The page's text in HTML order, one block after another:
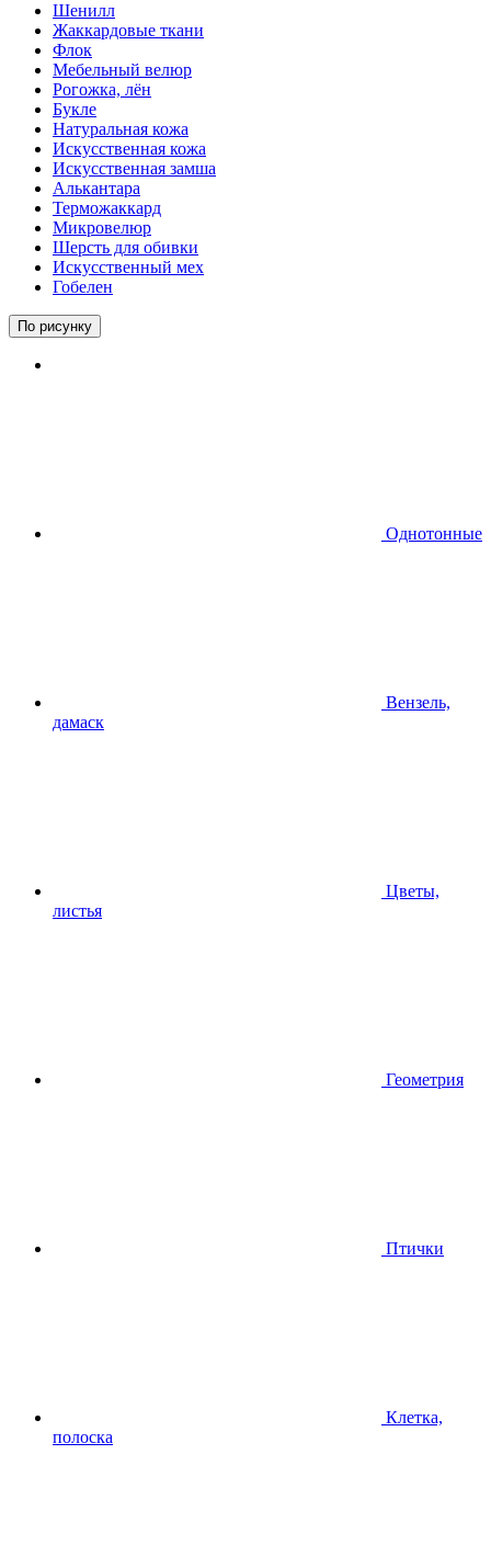
Шенилл
Жаккардовые ткани
Флок
Мебельный велюр
Рогожка, лён
Букле
Натуральная кожа
Искусственная кожа
Искусственная замша
Алькантара
Терможаккард
Микровелюр
Шерсть для обивки
Искусственный мех
Гобелен
По рисунку
Однотонные
Вензель,
дамаск
Цветы,
листья
Геометрия
Птички
Клетка,
полоска